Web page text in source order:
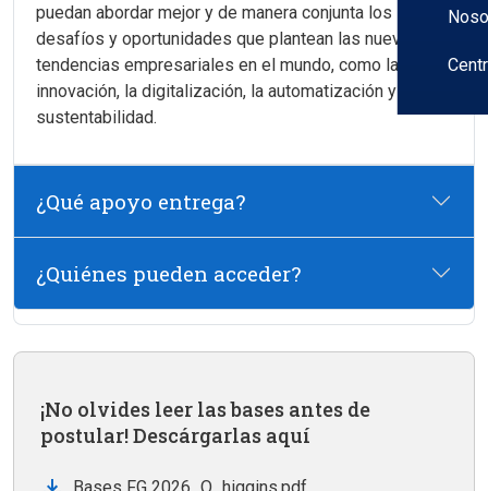
puedan abordar mejor y de manera conjunta los
desafíos y oportunidades que plantean las nuevas
tendencias empresariales en el mundo, como la
innovación, la digitalización, la automatización y la
sustentabilidad.
¿Qué apoyo entrega?
¿Quiénes pueden acceder?
¡No olvides leer las bases antes de
postular! Descárgarlas aquí